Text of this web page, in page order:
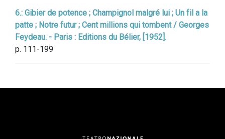
6.: Gibier de potence ; Champignol malgré lui ; Un fil a la
patte ; Notre futur ; Cent millions qui tombent / Georges
Feydeau. - Paris : Editions du Bélier, [1952].
p. 111-199